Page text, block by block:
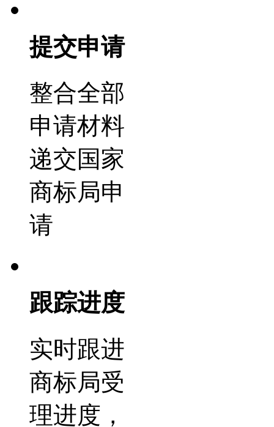
提交申请
整合全部
申请材料
递交国家
商标局申
请
跟踪进度
实时跟进
商标局受
理进度，